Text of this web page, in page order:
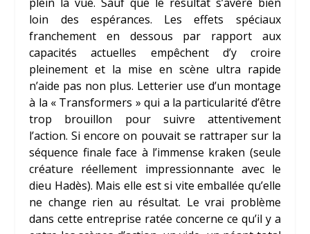
loin des espérances. Les effets spéciaux
franchement en dessous par rapport aux
capacités actuelles empêchent d’y croire
pleinement et la mise en scène ultra rapide
n’aide pas non plus. Letterier use d’un montage
à la « Transformers » qui a la particularité d’être
trop brouillon pour suivre attentivement
l’action. Si encore on pouvait se rattraper sur la
séquence finale face à l’immense kraken (seule
créature réellement impressionnante avec le
dieu Hadès). Mais elle est si vite emballée qu’elle
ne change rien au résultat. Le vrai problème
dans cette entreprise ratée concerne ce qu’il y a